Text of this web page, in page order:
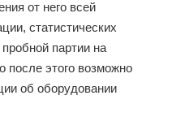
от него всей
статистических
партии на
после этого возможно
об оборудовании